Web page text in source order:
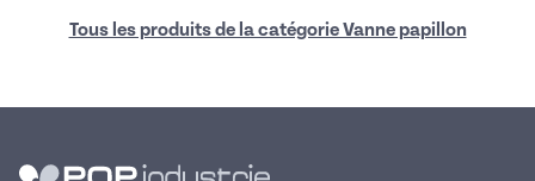
Tous les produits de la catégorie Vanne papillon